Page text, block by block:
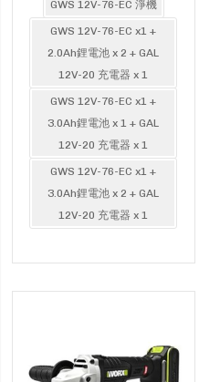
GWS 12V-76-EC 淨機
GWS 12V-76-EC x1 +
2.0Ah鋰電池 x 2 + GAL
12V-20 充電器 x 1
GWS 12V-76-EC x1 +
3.0Ah鋰電池 x 1 + GAL
12V-20 充電器 x 1
GWS 12V-76-EC x1 +
3.0Ah鋰電池 x 2 + GAL
12V-20 充電器 x 1